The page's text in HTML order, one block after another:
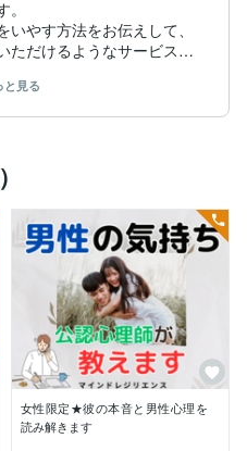
やす方法をお伝えして、
ただけるようなサービスを
持っています。
ましたが、心理学のおか
きました。
って、
や苦しみをいやしていきた
レジリエンス)とは】
＝回復力」という意味
、地に足がついた状態で活
と見る
女性限定★彼の本音と男性心理を
読み解きます